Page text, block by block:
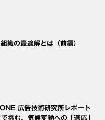
織の最適解とは（前編）
広告技術研究所レポート
挑む、気候変動への「適応」